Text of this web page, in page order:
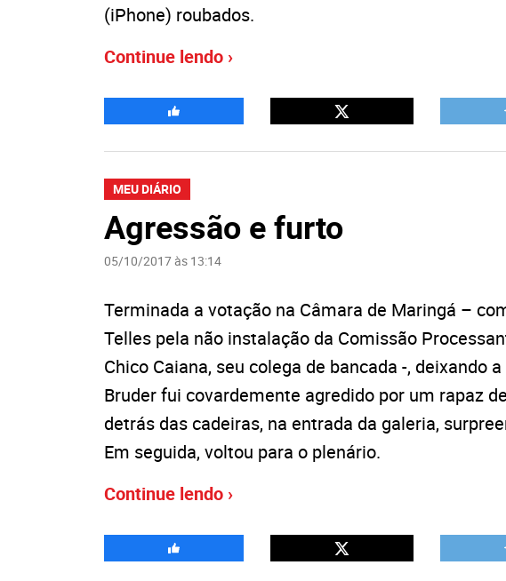
(iPhone) roubados.
Continue lendo ›
MEU DIÁRIO
Agressão e furto
05/10/2017 às 13:14
Terminada a votação na Câmara de Maringá –
Telles pela não instalação da Comissão
Chico Caiana, seu colega de bancada -, deixando
Bruder fui covardemente agredido por um rapaz
detrás das cadeiras, na entrada da galeria,
Em seguida, voltou para o plenário.
Continue lendo ›